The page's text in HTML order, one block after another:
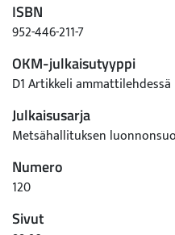
ISBN
952-446-211-7
OKM-julkaisutyyppi
D1 Artikkeli ammattilehdessä
Julkaisusarja
Metsähallituksen
Numero
120
Sivut